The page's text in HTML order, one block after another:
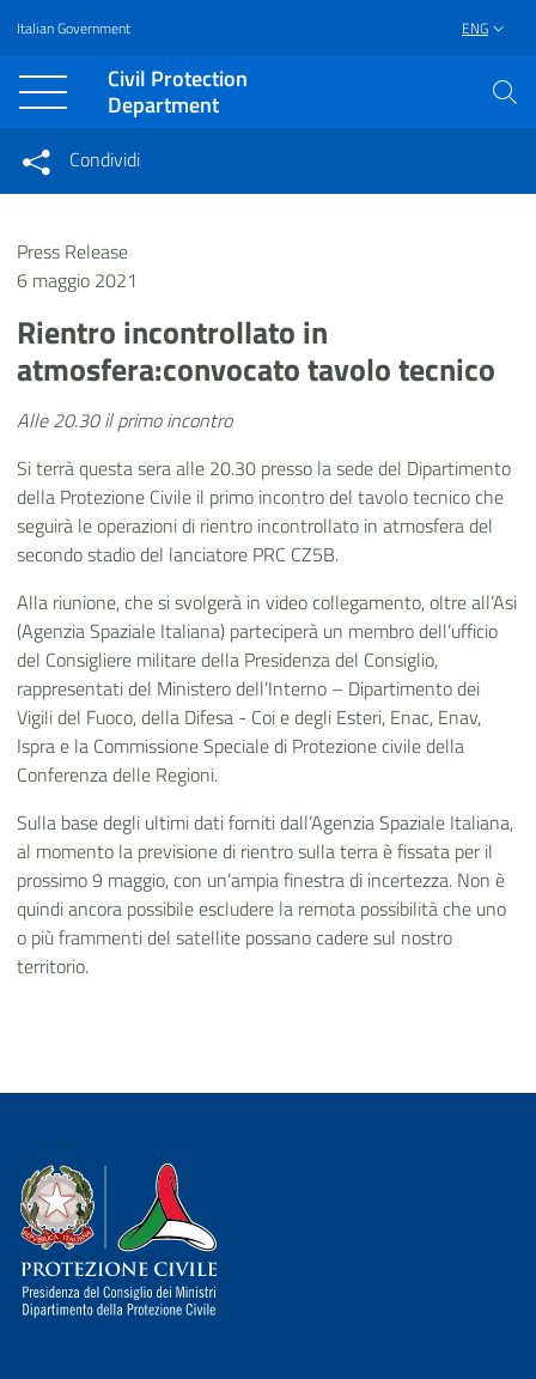
Vai al contenuto principale
Raggiungi il piè di pagina
Italian Government ENG
Civil Protection
Department
Condividi su Facebook
Condividi
Condividi sui social network
Press Release
6 maggio 2021
Rientro incontrollato in
atmosfera:convocato tavolo tecnico
Alle 20.30 il primo incontro
Si terrà questa sera alle 20.30 presso la sede del Dipartimento
della Protezione Civile il primo incontro del tavolo tecnico che
seguirà le operazioni di rientro incontrollato in atmosfera del
secondo stadio del lanciatore PRC CZ5B.
Alla riunione, che si svolgerà in video collegamento, oltre all’Asi
(Agenzia Spaziale Italiana) parteciperà un membro dell’ufficio
del Consigliere militare della Presidenza del Consiglio,
rappresentati del Ministero dell’Interno – Dipartimento dei
Vigili del Fuoco, della Difesa - Coi e degli Esteri, Enac, Enav,
Ispra e la Commissione Speciale di Protezione civile della
Conferenza delle Regioni.
Sulla base degli ultimi dati forniti dall’Agenzia Spaziale Italiana,
al momento la previsione di rientro sulla terra è fissata per il
prossimo 9 maggio, con un’ampia finestra di incertezza. Non è
quindi ancora possibile escludere la remota possibilità che uno
o più frammenti del satellite possano cadere sul nostro
territorio.
Dipartimento della Protezione Civile